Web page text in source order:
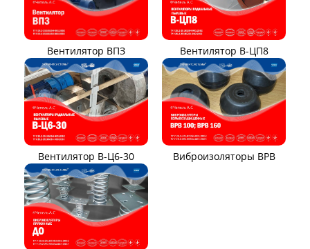
Вентилятор ВПЗ Вентилятор В-ЦП8
Вентилятор В-Ц6-30 Виброизоляторы ВРВ